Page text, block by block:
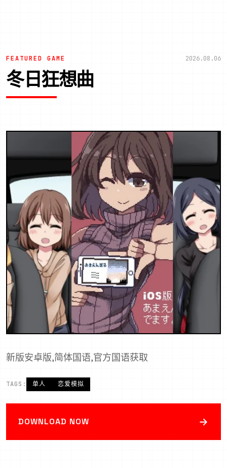
FEATURED GAME 2026.08.06
冬日狂想曲
新版安卓版,简体国语,官方国语获取
TAGS: 单人 恋爱模拟
DOWNLOAD NOW →